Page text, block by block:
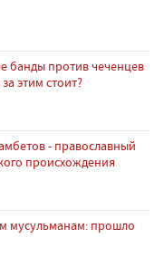
банды против чеченцев
этим стоит?
- православный
происхождения
мусульманам: прошло